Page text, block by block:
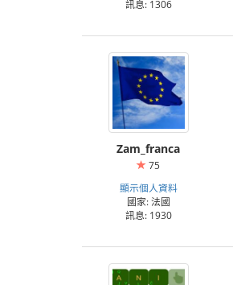
訊息: 1306
Zam_franca
75
顯示個人資料
國家: 法國
訊息: 1930